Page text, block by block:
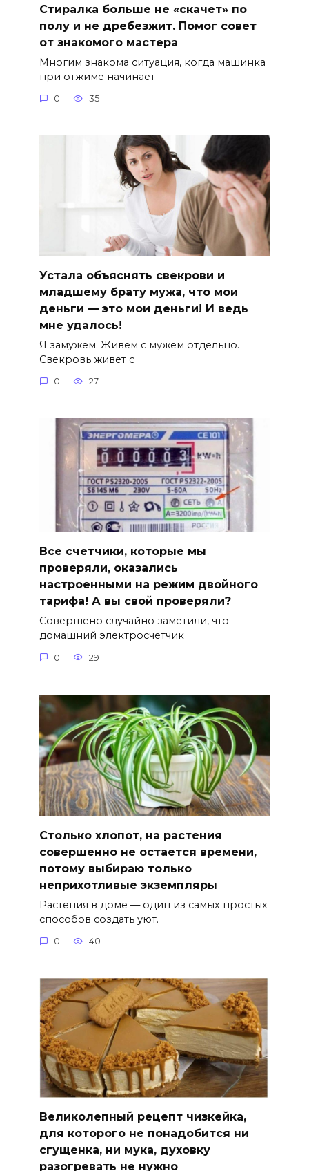
Стиралка больше не «скачет» по
полу и не дребезжит. Помог совет
от знакомого мастера
Многим знакома ситуация, когда машинка
при отжиме начинает
0 35
Устала объяснять свекрови и
младшему брату мужа, что мои
деньги — это мои деньги! И ведь
мне удалось!
Я замужем. Живем с мужем отдельно.
Свекровь живет с
0 27
Все счетчики, которые мы
проверяли, оказались
настроенными на режим двойного
тарифа! А вы свой проверяли?
Совершено случайно заметили, что
домашний электросчетчик
0 29
Столько хлопот, на растения
совершенно не остается времени,
потому выбираю только
неприхотливые экземпляры
Растения в доме — один из самых простых
способов создать уют.
0 40
Великолепный рецепт чизкейка,
для которого не понадобится ни
сгущенка, ни мука, духовку
разогревать не нужно